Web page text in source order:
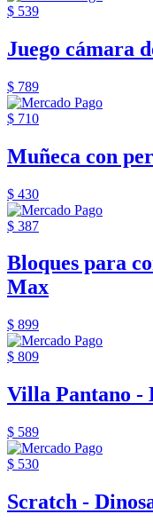
$ 539
Juego cámara
$ 789
$ 710
Muñeca con
$ 430
$ 387
Bloques para
Max
$ 899
$ 809
Villa Pantano -
$ 589
$ 530
Scratch -